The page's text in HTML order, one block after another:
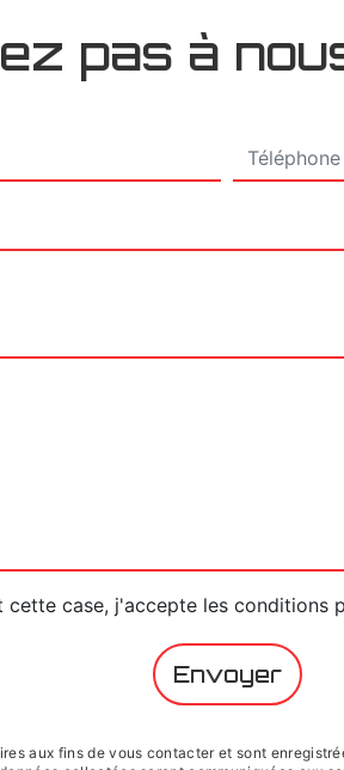
pas à
cette case, j'accepte les conditions
Envoyer
aux fins de vous contacter et sont